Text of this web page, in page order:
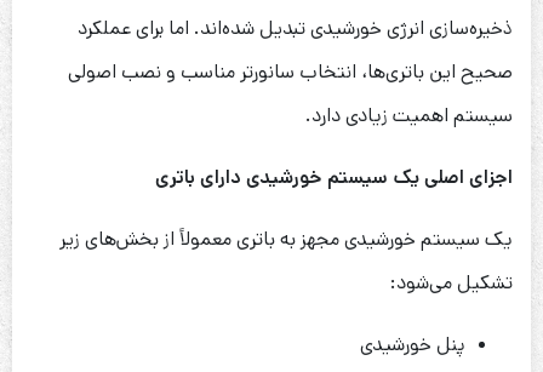
ذخیره‌سازی انرژی خورشیدی تبدیل شده‌اند. اما برای عملکرد
صحیح این باتری‌ها، انتخاب سانورتر مناسب و نصب اصولی
سیستم اهمیت زیادی دارد.
اجزای اصلی یک سیستم خورشیدی دارای باتری
یک سیستم خورشیدی مجهز به باتری معمولاً از بخش‌های زیر
تشکیل می‌شود:
پنل خورشیدی